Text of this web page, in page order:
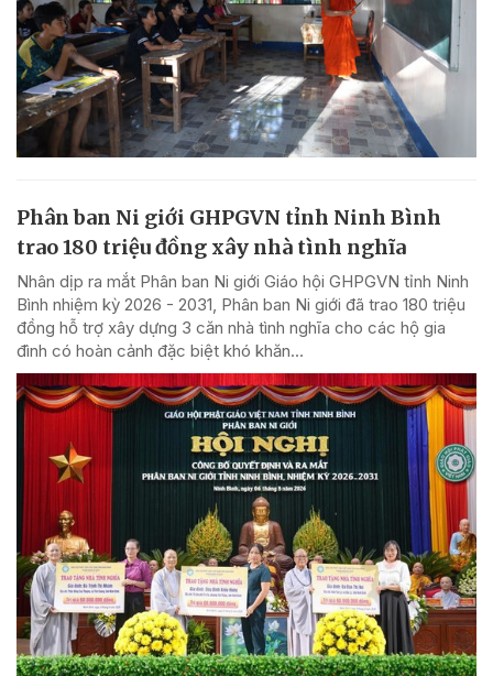
Phân ban Ni giới GHPGVN tỉnh Ninh Bình
trao 180 triệu đồng xây nhà tình nghĩa
Nhân dịp ra mắt Phân ban Ni giới Giáo hội GHPGVN tỉnh Ninh
Bình nhiệm kỳ 2026 - 2031, Phân ban Ni giới đã trao 180 triệu
đồng hỗ trợ xây dựng 3 căn nhà tình nghĩa cho các hộ gia
đình có hoàn cảnh đặc biệt khó khăn...